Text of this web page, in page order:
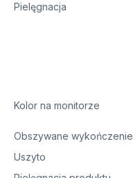
Pielęgnacja
Kolor na monitorze
Obszywane wykończenie
Uszyto